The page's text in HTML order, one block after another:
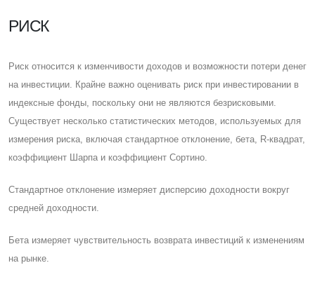
РИСК
Риск относится к изменчивости доходов и возможности потери денег
на инвестиции. Крайне важно оценивать риск при инвестировании в
индексные фонды, поскольку они не являются безрисковыми.
Cуществует несколько статистических методов, используемых для
измерения риска, включая стандартное отклонение, бета, R-квадрат,
коэффициент Шарпа и коэффициент Cортино.
Cтандартное отклонение измеряет дисперсию доходности вокруг
средней доходности.
Бета измеряет чувствительность возврата инвестиций к изменениям
на рынке.